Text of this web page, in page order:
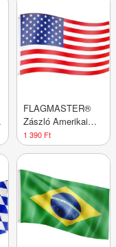
FLAGMASTER®
Zászló Amerikai
USA 120 x 80 cm
1 390 Ft